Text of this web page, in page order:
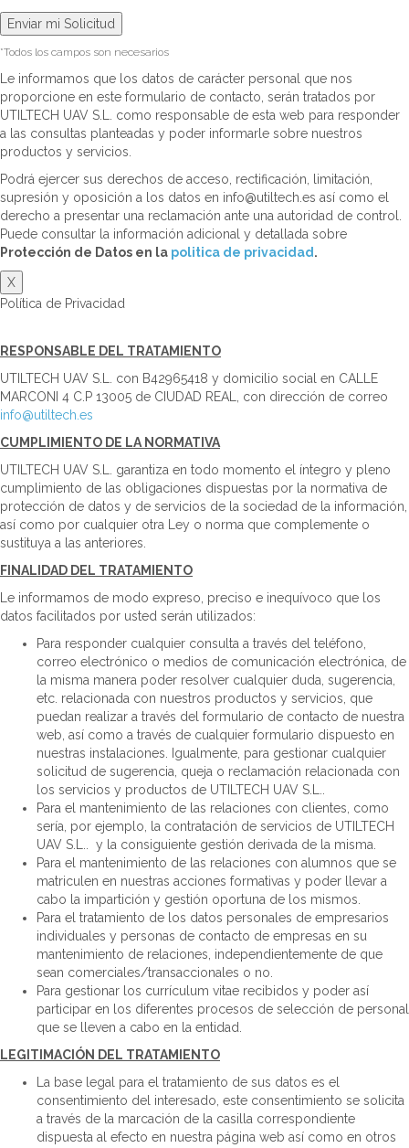
*Todos los campos son necesarios
Le informamos que los datos de carácter personal que nos
proporcione en este formulario de contacto, serán tratados por
UTILTECH UAV S.L. como responsable de esta web para responder
a las consultas planteadas y poder informarle sobre nuestros
productos y servicios.
Podrá ejercer sus derechos de acceso, rectificación, limitación,
supresión y oposición a los datos en info@utiltech.es así como el
derecho a presentar una reclamación ante una autoridad de control.
Puede consultar la información adicional y detallada sobre
Protección de Datos en la politica de privacidad .
X
Política de Privacidad
RESPONSABLE DEL TRATAMIENTO
UTILTECH UAV S.L. con B42965418 y domicilio social en CALLE
MARCONI 4 C.P 13005 de CIUDAD REAL, con dirección de correo
info@utiltech.es
CUMPLIMIENTO DE LA NORMATIVA
UTILTECH UAV S.L. garantiza en todo momento el íntegro y pleno
cumplimiento de las obligaciones dispuestas por la normativa de
protección de datos y de servicios de la sociedad de la información,
así como por cualquier otra Ley o norma que complemente o
sustituya a las anteriores.
FINALIDAD DEL TRATAMIENTO
Le informamos de modo expreso, preciso e inequívoco que los
datos facilitados por usted serán utilizados:
Para responder cualquier consulta a través del teléfono,
correo electrónico o medios de comunicación electrónica, de
la misma manera poder resolver cualquier duda, sugerencia,
etc. relacionada con nuestros productos y servicios, que
puedan realizar a través del formulario de contacto de nuestra
web, así como a través de cualquier formulario dispuesto en
nuestras instalaciones. Igualmente, para gestionar cualquier
solicitud de sugerencia, queja o reclamación relacionada con
los servicios y productos de UTILTECH UAV S.L..
Para el mantenimiento de las relaciones con clientes, como
sería, por ejemplo, la contratación de servicios de UTILTECH
UAV S.L.. y la consiguiente gestión derivada de la misma.
Para el mantenimiento de las relaciones con alumnos que se
matriculen en nuestras acciones formativas y poder llevar a
cabo la impartición y gestión oportuna de los mismos.
Para el tratamiento de los datos personales de empresarios
individuales y personas de contacto de empresas en su
mantenimiento de relaciones, independientemente de que
sean comerciales/transaccionales o no.
Para gestionar los currículum vitae recibidos y poder así
participar en los diferentes procesos de selección de personal
que se lleven a cabo en la entidad.
LEGITIMACIÓN DEL TRATAMIENTO
La base legal para el tratamiento de sus datos es el
consentimiento del interesado, este consentimiento se solicita
a través de la marcación de la casilla correspondiente
dispuesta al efecto en nuestra página web así como en otros